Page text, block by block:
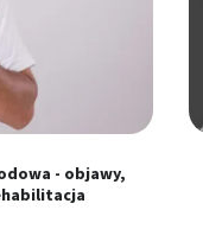
- objawy,